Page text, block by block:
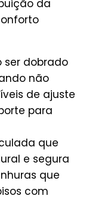
da
ser dobrado
não
de ajuste
para
que
e segura
que
com